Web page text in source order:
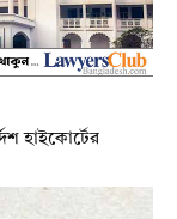
হাইকোর্টের